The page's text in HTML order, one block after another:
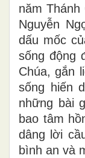
năm
Nguyễn
dấu mốc
sống động
Chúa, gắn
sống hiến
những bài
bao tâm
dâng lời
bình an và